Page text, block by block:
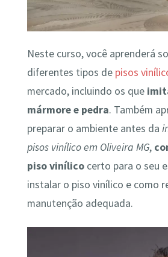
Neste curso, você aprenderá
diferentes tipos de pisos
mercado, incluindo os que
mármore e pedra. Também
preparar o ambiente antes da
pisos vinílico em Oliveira MG,
piso vinílicocerto para o seu
instalar o piso vinílico e como
manutenção adequada.